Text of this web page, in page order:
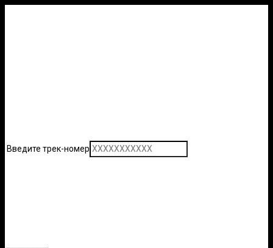
Введите трек-номер